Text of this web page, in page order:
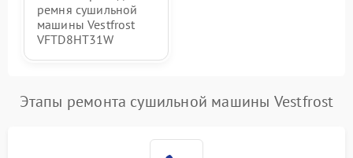
ремня сушильной
машины Vestfrost
VFTD8HT31W
Этапы ремонта сушильной машины Vestfrost